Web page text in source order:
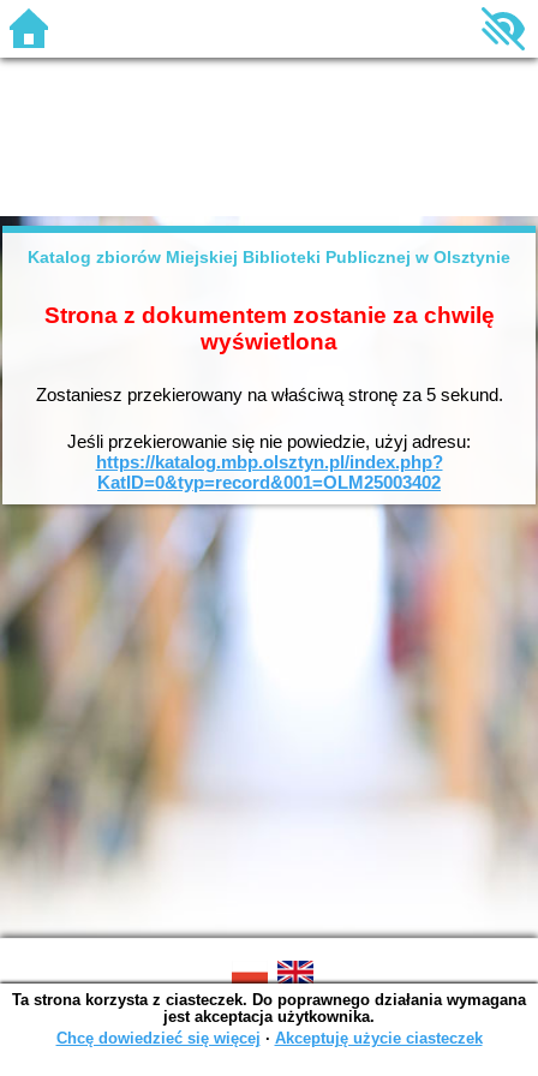
Katalog zbiorów Miejskiej Biblioteki Publicznej w Olsztynie
Strona z dokumentem zostanie za chwilę
wyświetlona
Zostaniesz przekierowany na właściwą stronę za 5sekund.
Jeśli przekierowanie się nie powiedzie, użyj adresu:
https://katalog.mbp.olsztyn.pl/index.php?
KatID=0&typ=record&001=OLM25003402
SOWA OPAC v. 6.11.10 (2026-07-24)
Wygenerowano w 0,0017 s.
Ta strona korzysta z ciasteczek. Do poprawnego działania wymagana
jest akceptacja użytkownika.
Chcę dowiedzieć się więcej ∙ Akceptuję użycie ciasteczek